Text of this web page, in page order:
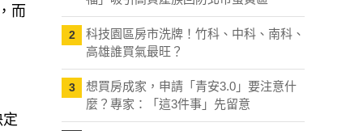
而
2
科技園區房市洗牌！竹科、中科、南科、
高雄誰買氣最旺？
3
想買房成家，申請「青安3.0」要注意什
麼？專家：「這3件事」先留意